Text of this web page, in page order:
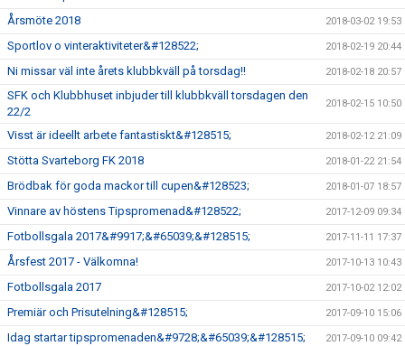
Årsmöte 2018 2018-03-02 19:53
Sportlov o vinteraktiviteter&#128522; 2018-02-19 20:44
Ni missar väl inte årets klubbkväll på torsdag!! 2018-02-18 20:57
SFK och Klubbhuset inbjuder till klubbkväll torsdagen den
22/2
2018-02-15 10:50
Visst är ideellt arbete fantastiskt&#128515; 2018-02-12 21:09
Stötta Svarteborg FK 2018 2018-01-22 21:54
Brödbak för goda mackor till cupen&#128523; 2018-01-07 18:57
Vinnare av höstens Tipspromenad&#128522; 2017-12-09 09:34
Fotbollsgala 2017&#9917;&#65039;&#128515; 2017-11-11 17:37
Årsfest 2017 - Välkomna! 2017-10-13 10:43
Fotbollsgala 2017 2017-10-02 12:02
Premiär och Prisutelning&#128515; 2017-09-10 15:06
Idag startar tipspromenaden&#9728;&#65039;&#128515; 2017-09-10 09:42